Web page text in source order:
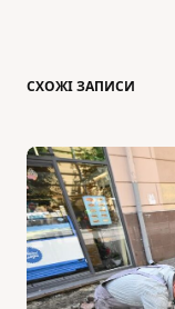
СХОЖІ ЗАПИСИ